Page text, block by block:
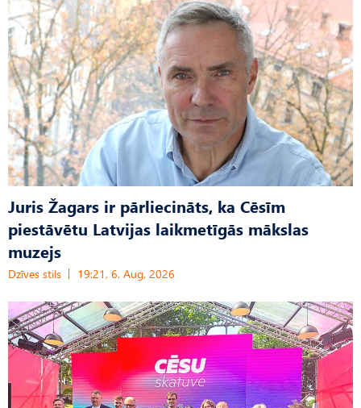
Juris Žagars ir pārliecināts, ka Cēsīm
piestāvētu Latvijas laikmetīgās mākslas
muzejs
Dzīves stils 19:21, 6. Aug, 2026